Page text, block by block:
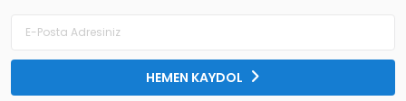
HEMEN KAYDOL